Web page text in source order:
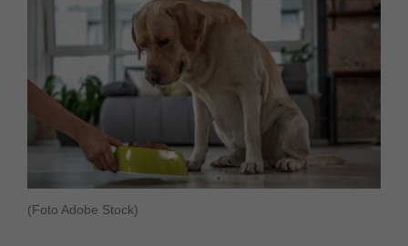
(Foto Adobe Stock)